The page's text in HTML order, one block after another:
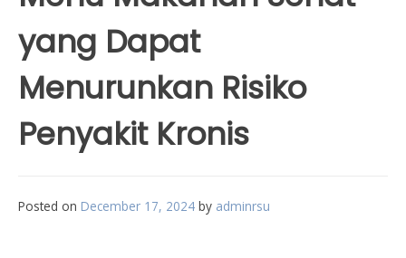
yang Dapat
Menurunkan Risiko
Penyakit Kronis
Posted on December 17, 2024 by adminrsu